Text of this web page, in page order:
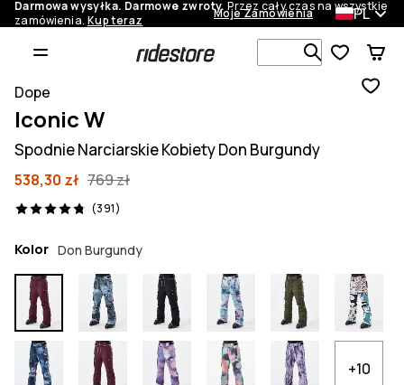
Darmowa wysyłka. Darmowe zwroty. Przez cały czas na wszystkie
zamówienia. Kup teraz Moje Zamówienia PL
Szukaj w 1
Dope
Iconic W
Spodnie Narciarskie Kobiety Don Burgundy
538,30 zł 769 zł
(391)
391 recenzje, 4.8/5
Kolor Don Burgundy
+10